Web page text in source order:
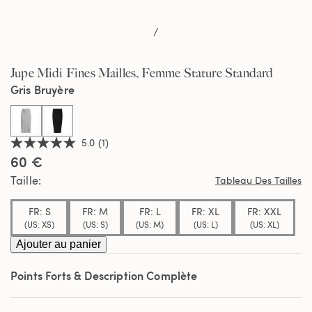
/
Jupe Midi Fines Mailles, Femme Stature Standard
5.0
étoiles
sur
5,
de
note
moyenne.
Read
Review.
Lien
5.0 (1)
60 €
Gris Bruyère
selected
Taille Tableau Des Tailles
FR: S
(US: XS)
FR: M
(US: S)
FR: L
(US: M)
FR: XL
(US: L)
FR: XXL
(US: XL)
Ajouter au panier
Points Forts & Description Complète